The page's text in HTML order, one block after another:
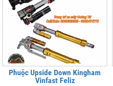
Phuộc Upside Down Kingham
Vinfast Feliz